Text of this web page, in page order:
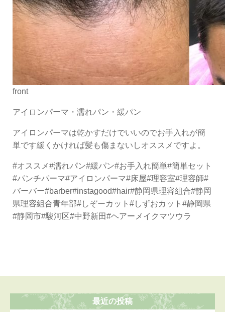
front
アイロンパーマ・濡れパン・緩パン
アイロンパーマは乾かすだけでいいのでお手入れが簡
単です緩くかければ髪も傷まないしオススメですよ。
#オススメ#濡れパン#緩パン#お手入れ簡単#簡単セット
#パンチパーマ#アイロンパーマ#床屋#理容室#理容師#
バーバー#barber#instagood#hair#静岡県理容組合#静岡
県理容組合青年部#しぞーカット#しずおカット#静岡県
#静岡市#駿河区#中野新田#ヘアーメイクマツウラ
最近の投稿